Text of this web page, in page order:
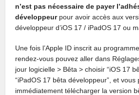
n’est pas nécessaire de payer
développeurpour avoir accès aux
développeur d’iOS 17 / iPadOS 17 ou
Une fois l’Apple ID inscrit au
rendez-vous pouvez aller dans
jour logicielle > Bêta > choisir “iOS 17
“iPadOS 17 bêta développeur”, et vous
immédiatement télécharger la version